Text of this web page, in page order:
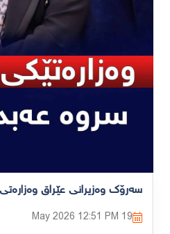
19 May 2026
12:51 PM